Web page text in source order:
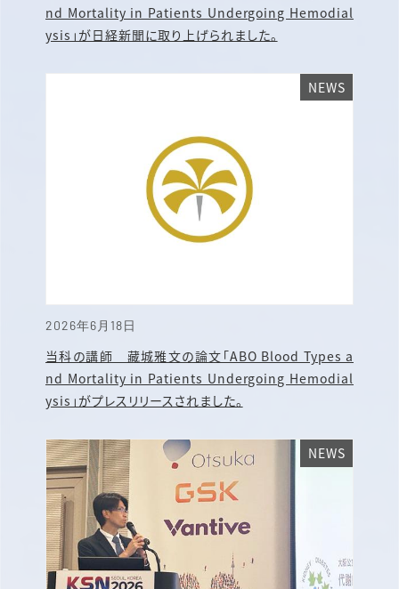
nd Mortality in Patients Undergoing Hemodial
ysis」が日経新聞に取り上げられました。
2026年6月18日
NEWS
当科の講師 藏城雅文の論文「ABO Blood Types a
nd Mortality in Patients Undergoing Hemodial
ysis」がプレスリリースされました。
NEWS